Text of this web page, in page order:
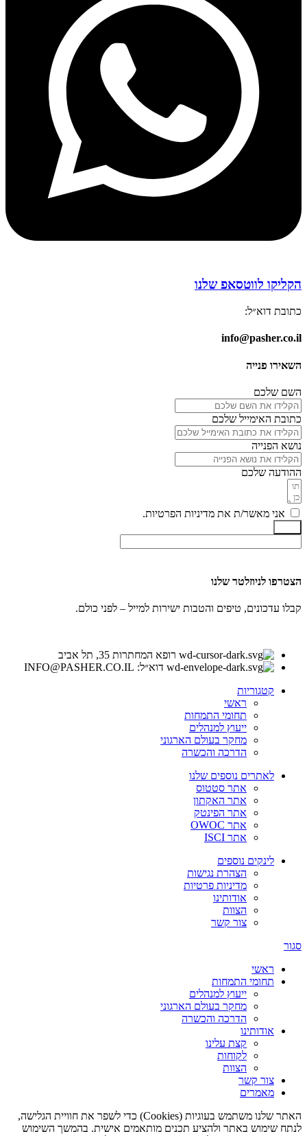
הקליקו לווטסאפ שלנו
כתובת דוא״ל:
info@pasher.co.il
השאירו פנייה
השם שלכם
כתובת האימייל שלכם
נושא הפנייה
ההודעה שלכם
אני מאשר/ת את מדיניות הפרטיות.
הצטרפו לניוזלטר שלנו
קבלו עדכונים, טיפים והטבות ישירות למייל – לפני כולם.
רופא המחתרות 35, תל אביב
דוא״ל: INFO@PASHER.CO.IL
קטגוריות
ראשי
תחומי התמחות
ייעוץ למנהלים
מחקר בעולם הארגוני
הדרכה והכשרה
לאתרים נוספים שלנו
אתר סטטוס
אתר האקתון
אתר הפינטק
אתר OWOC
אתר ISCI
לינקים נוספים
הצהרת נגישות
מדיניות פרטיות
אודותינו
הצוות
צור קשר
סגור
ראשי
תחומי התמחות
ייעוץ למנהלים
מחקר בעולם הארגוני
הדרכה והכשרה
אודותינו
קצת עלינו
לקוחות
הצוות
צור קשר
מאמרים
האתר שלנו משתמש בעוגיות (Cookies) כדי לשפר את חוויית הגלישה,
לנתח שימוש באתר ולהציע תכנים מותאמים אישית. בהמשך השימוש